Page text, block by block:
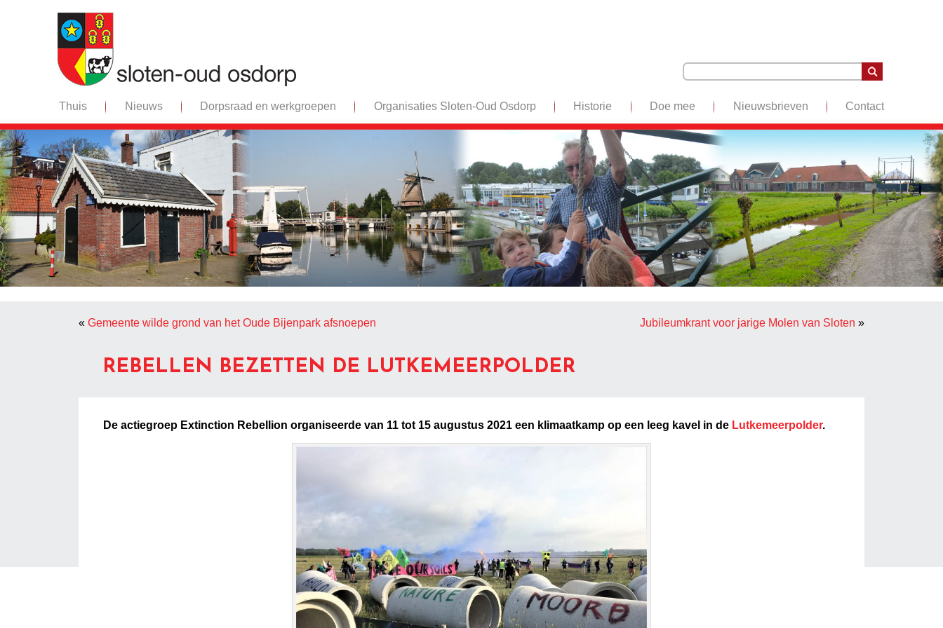
Thuis Nieuws Dorpsraad en werkgroepen Organisaties Sloten-Oud Osdorp Historie Doe mee Nieuwsbrieven Contact
« Gemeente wilde grond van het Oude Bijenpark afsnoepen Jubileumkrant voor jarige Molen van Sloten »
REBELLEN BEZETTEN DE LUTKEMEERPOLDER
De actiegroep Extinction Rebellion organiseerde van 11 tot 15 augustus 2021 een klimaatkamp op een leeg kavel in de Lutkemeerpolder.